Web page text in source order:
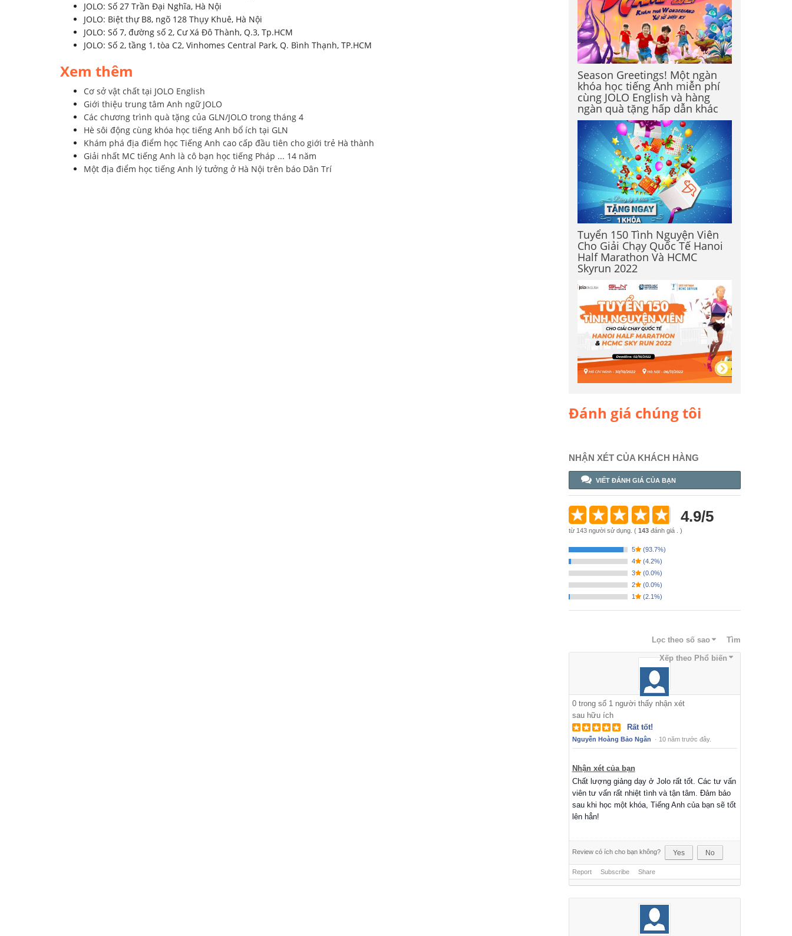
JOLO: Số 27 Trần Đại Nghĩa, Hà Nội
JOLO: Biệt thự B8, ngõ 128 Thụy Khuê, Hà Nội
JOLO: Số 7, đường số 2, Cư Xá Đô Thành, Q.3, Tp.HCM
JOLO: Số 2, tầng 1, tòa C2, Vinhomes Central Park, Q. Bình Thạnh, TP.HCM
Xem thêm
Cơ sở vật chất tại JOLO English
Giới thiệu trung tâm Anh ngữ JOLO
Các chương trình quà tặng của GLN/JOLO trong tháng 4
Hè sôi động cùng khóa học tiếng Anh bổ ích tại GLN
Khám phá địa điểm học Tiếng Anh cao cấp đầu tiên cho giới trẻ Hà thành
Giải nhất MC tiếng Anh là cô bạn học tiếng Pháp ... 14 năm
Một địa điểm học tiếng Anh lý tưởng ở Hà Nội trên báo Dân Trí
Season Greetings! Một ngàn
khóa học tiếng Anh miễn phí
cùng JOLO English và hàng
ngàn quà tặng hấp dẫn khác
Tuyển 150 Tình Nguyện Viên
Cho Giải Chạy Quốc Tế Hanoi
Half Marathon Và HCMC
Skyrun 2022
Đánh giá chúng tôi
NHẬN XÉT CỦA KHÁCH HÀNG
VIẾT ĐÁNH GIÁ CỦA BẠN
4.9/5
từ 143người sử dụng. ( 143đánh giá . )
5 (93.7%)
4
(4.2%)
3
(0.0%)
2
(0.0%)
1
(2.1%)
Tìm
Lọc theo số sao
Xếp theo Phổ biến
0trong số 1người thấy nhận xét
sau hữu ích
Rất tốt!
Nguyễn Hoàng Bảo Ngân · 10 năm trước đây.
Nhận xét của bạn
Chất lượng giảng dạy ở Jolo rất tốt. Các tư vấn
viên tư vấn rất nhiệt tình và tận tâm. Đảm bảo
sau khi học một khóa, Tiếng Anh của bạn sẽ tốt
lên hẳn!
Review có ích cho bạn không? Yes No
Report Subscribe Share